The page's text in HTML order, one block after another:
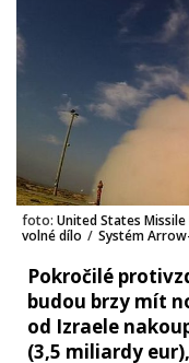
foto: United States
volné dílo / Systém
Pokročilé
budou brzy mít
od Izraele
(3,5 miliardy